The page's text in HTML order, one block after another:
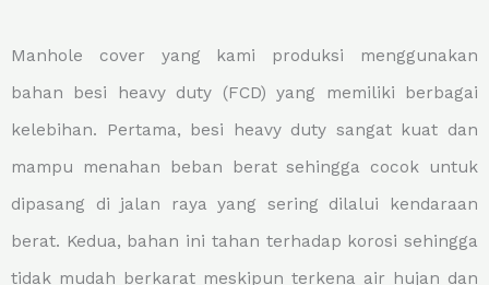
Manhole cover yang kami produksi menggunakan
bahan besi heavy duty (FCD) yang memiliki berbagai
kelebihan. Pertama, besi heavy duty sangat kuat dan
mampu menahan beban berat sehingga cocok untuk
dipasang di jalan raya yang sering dilalui kendaraan
berat. Kedua, bahan ini tahan terhadap korosi sehingga
tidak mudah berkarat meskipun terkena air hujan dan